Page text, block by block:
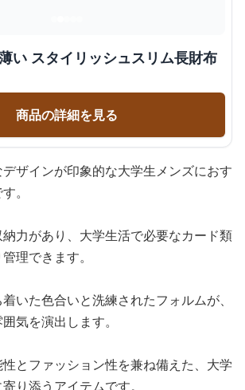
い スタイリッシュスリム長財布
商品の詳細を見る
ザインが印象的な大学生メンズにおす
。
力があり、大学生活で必要なカード類
理できます。
いた色合いと洗練されたフォルムが、
気を演出します。
とファッション性を兼ね備えた、大学
り添うアイテムです。